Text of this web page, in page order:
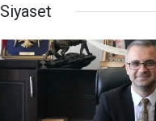
Siyaset